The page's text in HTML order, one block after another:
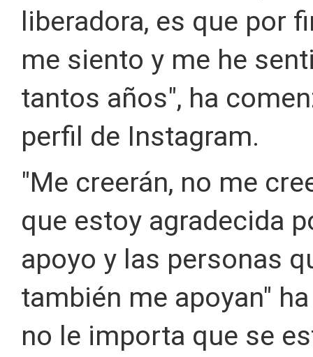
liberadora, es que por
me siento y me he
tantos años", ha
perfil de Instagram.
"Me creerán, no me
que estoy agradecida
apoyo y las personas
también me apoyan"
no le importa que se